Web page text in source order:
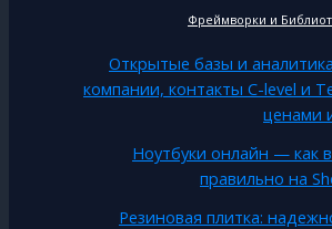
Фреймворки и
Открытые базы и
компании, контакты C-level и
ценами
Ноутбуки онлайн — как
правильно на
Резиновая плитка: